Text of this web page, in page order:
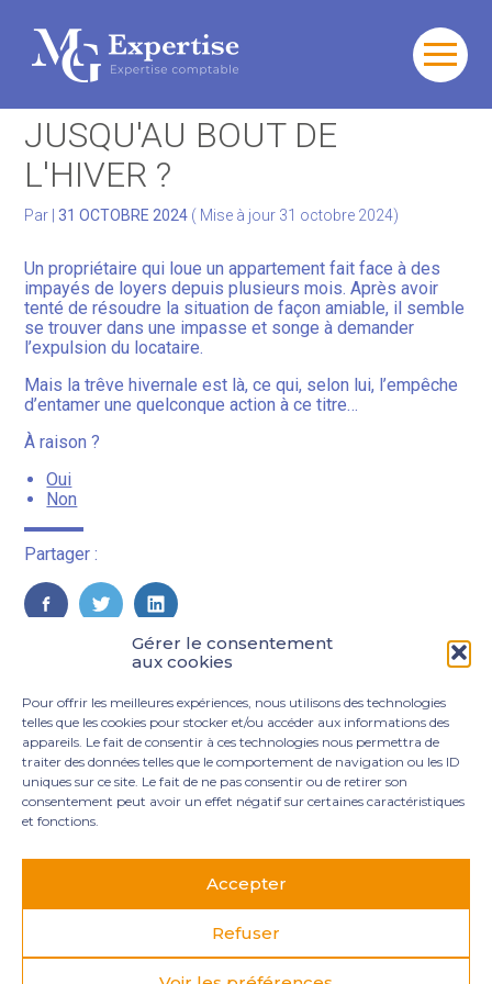
Gérer le consentement
aux cookies
Pour offrir les meilleures expériences, nous utilisons des technologies
telles que les cookies pour stocker et/ou accéder aux informations des
appareils. Le fait de consentir à ces technologies nous permettra de
traiter des données telles que le comportement de navigation ou les ID
uniques sur ce site. Le fait de ne pas consentir ou de retirer son
consentement peut avoir un effet négatif sur certaines caractéristiques
et fonctions.
Accepter
Refuser
Aller
Gérer votre quotidien
Développer votre activité
Gérer votre patrimoine
Facturation Électronique
TRÊVE HIVERNALE :
JUSQU'AU BOUT DE
L'HIVER ?
Par |31 OCTOBRE 2024 ( Mise à jour 31 octobre 2024)
Un propriétaire qui loue un appartement fait face à des
impayés de loyers depuis plusieurs mois. Après avoir
tenté de résoudre la situation de façon amiable, il semble
se trouver dans une impasse et songe à demander
l’expulsion du locataire.
Mais la trêve hivernale est là, ce qui, selon lui, l’empêche
d’entamer une quelconque action à ce titre…
À raison ?
Oui
Non
Partager :
FaceBook
TwitterLinkedIn
Principale
3 rue Marie Dupil – La Plaine Petit Manoir – 97232 Le